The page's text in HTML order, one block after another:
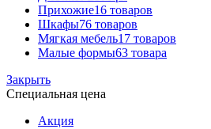
Прихожие16 товаров
Шкафы76 товаров
Мягкая мебель17 товаров
Малые формы63 товара
Закрыть
Специальная цена
Акция